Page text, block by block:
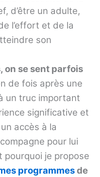
d’être un adulte,
l’effort et de la
son
on se sent parfois
de fois après une
un truc important
significative et
accès à la
pour lui
pourquoi je propose
programmesde